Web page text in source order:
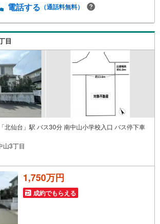
し】【リフォーム】など住宅に関する様々なご質
誠心誠意ご説明させて頂きます。各店舗ではキ
スも完備！お子様連れのご家族様で是非お越し
営業時間:10:00～18:00（定休日火・水曜日※店
変動あり）現地のご案内も可能ですので、どうぞ
問い合わせください！
電話する （通話料無料）
目
北仙台」駅 バス30分 南中山小学校入口 バス停下車
山3丁目
1,750万円
成約でもらえる